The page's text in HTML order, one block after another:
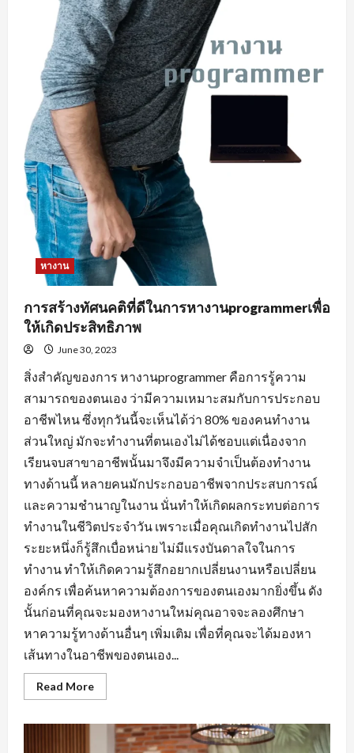
หางาน
การสร้างทัศนคติที่ดีในการหางานprogrammerเพื่อ
ให้เกิดประสิทธิภาพ
June 30, 2023
สิ่งสำคัญของการ หางานprogrammer คือการรู้ความ
สามารถของตนเอง ว่ามีความเหมาะสมกับการประกอบ
อาชีพไหน ซึ่งทุกวันนี้จะเห็นได้ว่า 80% ของคนทำงาน
ส่วนใหญ่ มักจะทำงานที่ตนเองไม่ได้ชอบแต่เนื่องจาก
เรียนจบสาขาอาชีพนั้นมาจึงมีความจำเป็นต้องทำงาน
ทางด้านนี้ หลายคนมักประกอบอาชีพจากประสบการณ์
และความชำนาญในงาน นั่นทำให้เกิดผลกระทบต่อการ
ทำงานในชีวิตประจำวัน เพราะเมื่อคุณเกิดทำงานไปสัก
ระยะหนึ่งก็รู้สึกเบื่อหน่าย ไม่มีแรงบันดาลใจในการ
ทำงาน ทำให้เกิดความรู้สึกอยากเปลี่ยนงานหรือเปลี่ยน
องค์กร เพื่อค้นหาความต้องการของตนเองมากยิ่งขึ้น ดัง
นั้นก่อนที่คุณจะมองหางานใหม่คุณอาจจะลองศึกษา
หาความรู้ทางด้านอื่นๆ เพิ่มเติม เพื่อที่คุณจะได้มองหา
เส้นทางในอาชีพของตนเอง...
Read MoreRead
more
สร้าง
ทัศนคติ